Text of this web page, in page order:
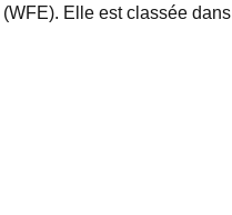
Elle est classée dans